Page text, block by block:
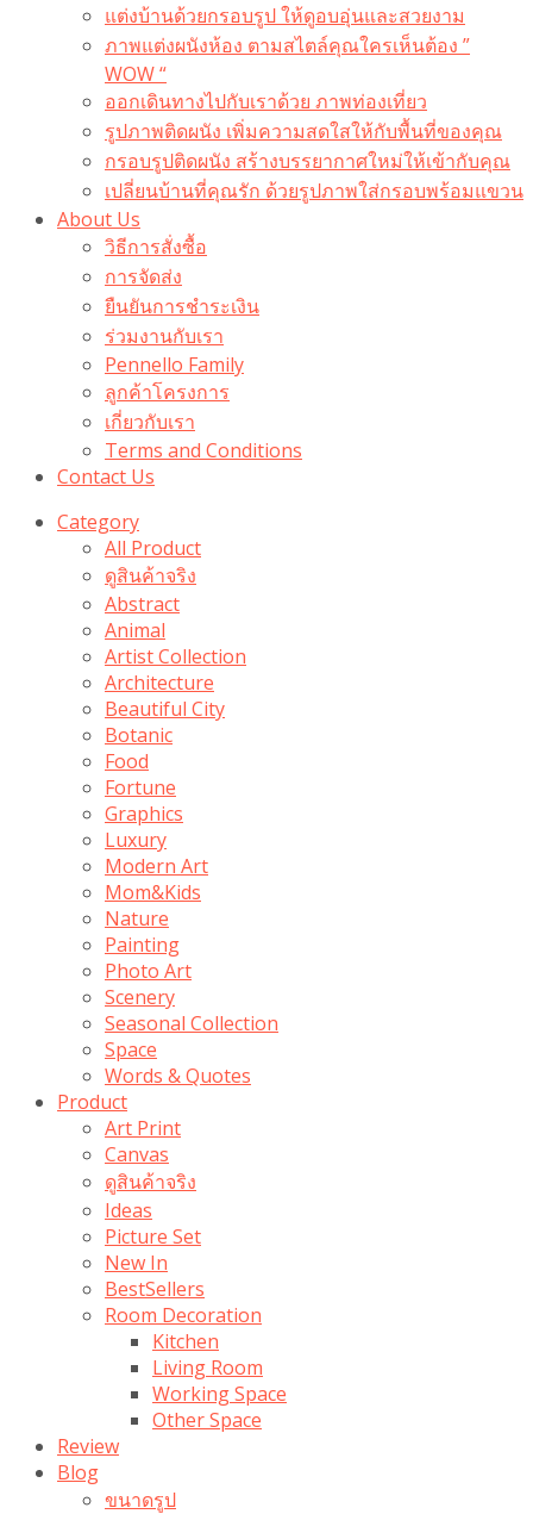
แต่งบ้านด้วยกรอบรูป ให้ดูอบอุ่นและสวยงาม
ภาพแต่งผนังห้อง ตามสไตล์คุณใครเห็นต้อง ”
WOW “
ออกเดินทางไปกับเราด้วย ภาพท่องเที่ยว
รูปภาพติดผนัง เพิ่มความสดใสให้กับพื้นที่ของคุณ
กรอบรูปติดผนัง สร้างบรรยากาศใหม่ให้เข้ากับคุณ
เปลี่ยนบ้านที่คุณรัก ด้วยรูปภาพใส่กรอบพร้อมแขวน​
About Us
วิธีการสั่งซื้อ
การจัดส่ง
ยืนยันการชำระเงิน
ร่วมงานกับเรา
Pennello Family
ลูกค้าโครงการ
เกี่ยวกับเรา
Terms and Conditions
Contact Us
Category
All Product
ดูสินค้าจริง
Abstract
Animal
Artist Collection
Architecture
Beautiful City
Botanic
Food
Fortune
Graphics
Luxury
Modern Art
Mom&Kids
Nature
Painting
Photo Art
Scenery
Seasonal Collection
Space
Words & Quotes
Product
Art Print
Canvas
ดูสินค้าจริง
Ideas
Picture Set
New In
BestSellers
Room Decoration
Kitchen
Living Room
Working Space
Other Space
Review
Blog
ขนาดรูป